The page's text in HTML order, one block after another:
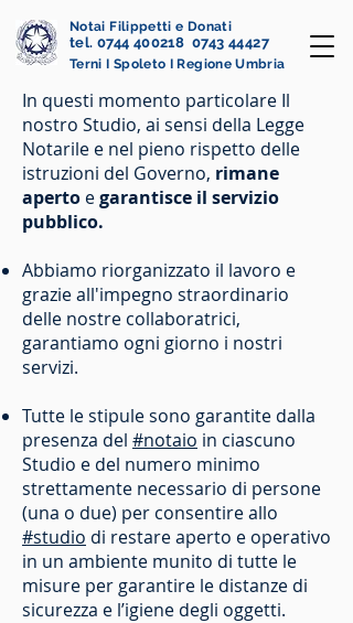
Notai Filippetti e Donati
tel. 0744 400218 0743 44427
Terni I Spoleto I Regione Umbria
In questi momento particolare Il
nostro Studio, ai sensi della Legge
Notarile e nel pieno rispetto delle
istruzioni del Governo, rimane
aperto egarantisce il servizio
pubblico.
Abbiamo riorganizzato il lavoro e
grazie all'impegno straordinario
delle nostre collaboratrici,
garantiamo ogni giorno i nostri
servizi.
Tutte le stipule sono garantite dalla
presenza del #notaio in ciascuno
Studio e del numero minimo
strettamente necessario di persone
(una o due) per consentire allo
#studio di restare aperto e operativo
in un ambiente munito di tutte le
misure per garantire le distanze di
sicurezza e l’igiene degli oggetti.